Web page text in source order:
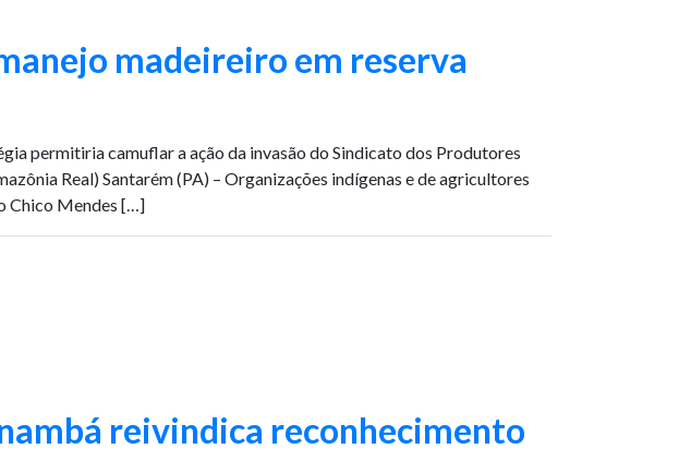
madeireiro em reserva
permitiria camuflar a ação da invasão do Sindicato dos Produtores
Real) Santarém (PA) – Organizações indígenas e de agricultores
Chico Mendes […]
reivindica reconhecimento